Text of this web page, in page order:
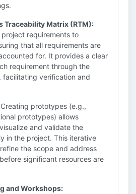
Traceability Matrix (RTM):
requirements to
that all requirements are
for. It provides a clear
requirement through the
facilitating verification and
Creating prototypes (e.g.,
prototypes) allows
and validate the
in the project. This iterative
the scope and address
significant resources are
and Workshops: